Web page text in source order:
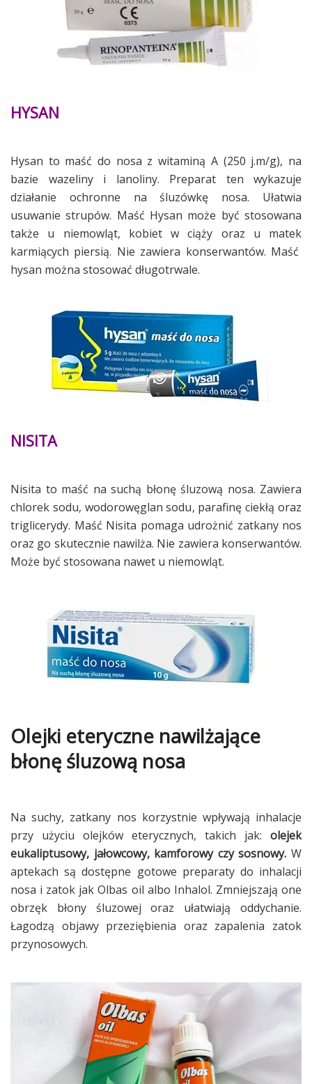
HYSAN
Hysan to maść do nosa z witaminą A (250 j.m/g), na
bazie wazeliny i lanoliny. Preparat ten wykazuje
działanie ochronne na śluzówkę nosa. Ułatwia
usuwanie strupów. Maść Hysan może być stosowana
także u niemowląt, kobiet w ciąży oraz u matek
karmiących piersią. Nie zawiera konserwantów. Maść
hysan można stosować długotrwale.
NISITA
Nisita to maść na suchą błonę śluzową nosa. Zawiera
chlorek sodu, wodorowęglan sodu, parafinę ciekłą oraz
triglicerydy. Maść Nisita pomaga udrożnić zatkany nos
oraz go skutecznie nawilża. Nie zawiera konserwantów.
Może być stosowana nawet u niemowląt.
Olejki eteryczne nawilżające
błonę śluzową nosa
Na suchy, zatkany nos korzystnie wpływają inhalacje
przy użyciu olejków eterycznych, takich jak: olejek
eukaliptusowy, jałowcowy, kamforowy czy sosnowy. W
aptekach są dostępne gotowe preparaty do inhalacji
nosa i zatok jak Olbas oil albo Inhalol. Zmniejszają one
obrzęk błony śluzowej oraz ułatwiają oddychanie.
Łagodzą objawy przeziębienia oraz zapalenia zatok
przynosowych.